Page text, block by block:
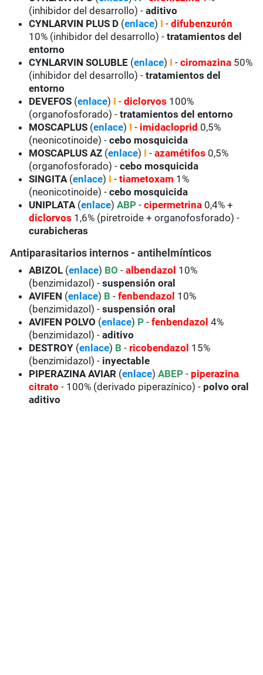
(inhibidor del desarrollo) -aditivo
CYNLARVIN PLUS D (enlace) I-difubenzurón
10% (inhibidor del desarrollo) -tratamientos del
entorno
CYNLARVIN SOLUBLE (enlace) I-ciromazina 50%
(inhibidor del desarrollo) -tratamientos del
entorno
DEVEFOS (enlace) I-diclorvos 100%
(organofosforado) -tratamientos del entorno
MOSCAPLUS (enlace) I- imidacloprid 0,5%
(neonicotinoide) -cebo mosquicida
MOSCAPLUS AZ (enlace) I-azamétifos 0,5%
(organofosforado) -cebo mosquicida
SINGITA(enlace) I-tiametoxam 1%
(neonicotinoide) -cebo mosquicida
UNIPLATA(enlace)ABP-cipermetrina 0,4% +
diclorvos 1,6% (piretroide + organofosforado) -
curabicheras
Antiparasitarios internos - antihelmínticos
ABIZOL (enlace) BO-albendazol 10%
(benzimidazol) -suspensión oral
AVIFEN (enlace) B-fenbendazol 10%
(benzimidazol) -suspensión oral
AVIFEN POLVO (enlace) P -fenbendazol 4%
(benzimidazol) -aditivo
DESTROY (enlace) B- ricobendazol 15%
(benzimidazol) - inyectable
PIPERAZINA AVIAR (enlace)ABEP- piperazina
citrato - 100% (derivado piperazínico) - polvo oral
aditivo